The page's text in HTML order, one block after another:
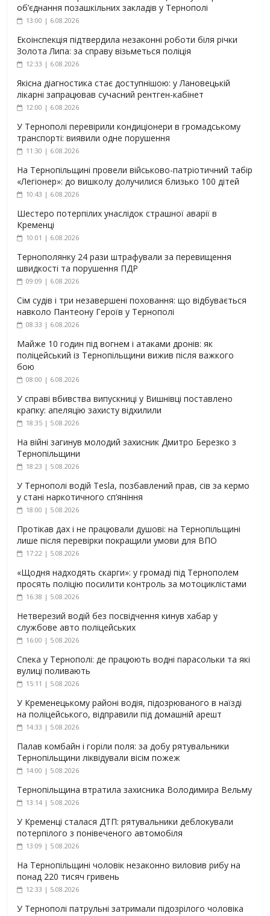
об’єднання позашкільних закладів у Тернополі
13:00 | 6.08.2026
Екоінспекція підтвердила незаконні роботи біля річки
Золота Липа: за справу візьметься поліція
12:33 | 6.08.2026
Якісна діагностика стає доступнішою: у Лановецькій
лікарні запрацював сучасний рентген-кабінет
12:00 | 6.08.2026
У Тернополі перевірили кондиціонери в громадському
транспорті: виявили одне порушення
11:30 | 6.08.2026
На Тернопільщині провели військово-патріотичний табір
«Легіонер»: до вишколу долучилися близько 100 дітей
10:43 | 6.08.2026
Шестеро потерпілих унаслідок страшної аварії в
Кременці
10:01 | 6.08.2026
Тернополянку 24 рази штрафували за перевищення
швидкості та порушення ПДР
09:09 | 6.08.2026
Сім судів і три незавершені поховання: що відбувається
навколо Пантеону Героїв у Тернополі
08:33 | 6.08.2026
Майже 10 годин під вогнем і атаками дронів: як
поліцейський із Тернопільщини вижив після важкого
бою
08:00 | 6.08.2026
У справі вбивства випускниці у Вишнівці поставлено
крапку: апеляцію захисту відхилили
18:35 | 5.08.2026
На війні загинув молодий захисник Дмитро Березко з
Тернопільщини
18:23 | 5.08.2026
У Тернополі водій Tesla, позбавлений прав, сів за кермо
у стані наркотичного сп’яніння
18:00 | 5.08.2026
Протікав дах і не працювали душові: на Тернопільщині
лише після перевірки покращили умови для ВПО
17:22 | 5.08.2026
«Щодня надходять скарги»: у громаді під Тернополем
просять поліцію посилити контроль за мотоциклістами
16:38 | 5.08.2026
Нетверезий водій без посвідчення кинув хабар у
службове авто поліцейських
16:00 | 5.08.2026
Спека у Тернополі: де працюють водні парасольки та які
вулиці поливають
15:11 | 5.08.2026
У Кременецькому районі водія, підозрюваного в наїзді
на поліцейського, відправили під домашній арешт
14:33 | 5.08.2026
Палав комбайн і горіли поля: за добу рятувальники
Тернопільщини ліквідували вісім пожеж
14:00 | 5.08.2026
Тернопільщина втратила захисника Володимира Вельму
13:14 | 5.08.2026
У Кременці сталася ДТП: рятувальники деблокували
потерпілого з понівеченого автомобіля
13:09 | 5.08.2026
На Тернопільщині чоловік незаконно виловив рибу на
понад 220 тисяч гривень
12:33 | 5.08.2026
У Тернополі патрульні затримали підозрілого чоловіка